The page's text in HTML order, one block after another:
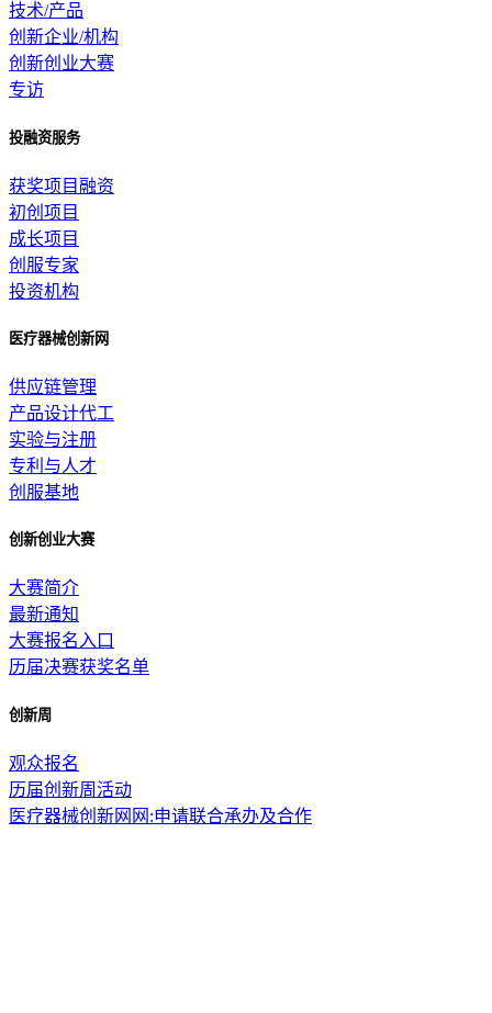
技术/产品
创新企业/机构
创新创业大赛
专访
投融资服务
获奖项目融资
初创项目
成长项目
创服专家
投资机构
医疗器械创新网
供应链管理
产品设计代工
实验与注册
专利与人才
创服基地
创新创业大赛
大赛简介
最新通知
大赛报名入口
历届决赛获奖名单
创新周
观众报名
历届创新周活动
医疗器械创新网网:申请联合承办及合作